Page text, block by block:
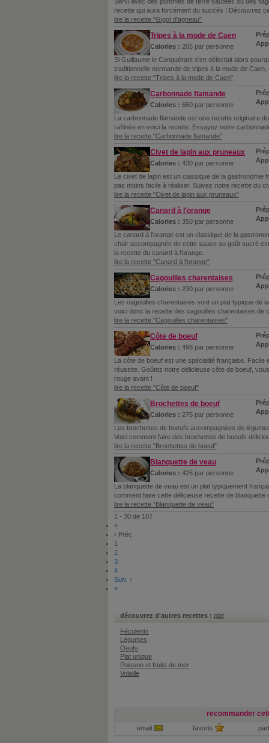
recette qui aura forcément du succès ! Découvrez
lire la recette "Gigot d'agneau"
Tripes à la mode de Caen
Calories : 205 par personne
Si Guillaume le Conquérant s'en délectait alors
traditionnelle normande de tripes à la mode de
lire la recette "Tripes à la mode de Caen"
Carbonnade flamande
Calories : 660 par personne
La carbonnade flamande est une recette originaire
raffinée en voici la recette. Essayez notre
lire la recette "Carbonnade flamande"
Civet de lapin aux pruneaux
Calories : 430 par personne
Le civet de lapin est un classique de la gastronomie
pas moins facile à réaliser. Suivez notre recette du
lire la recette "Civet de lapin aux pruneaux"
Canard à l'orange
Calories : 350 par personne
Le canard à l'orange est un classique de la
chair accompagnée de cette sauce au goût sucré
la recette du canard à l'orange.
lire la recette "Canard à l'orange"
Cagouilles charentaises
Calories : 230 par personne
Les cagouilles charentaises sont un plat typique de
voici donc la recette des cagouilles charentaises de
lire la recette "Cagouilles charentaises"
Côte de boeuf
Calories : 498 par personne
La côte de boeuf est une spécialité française. Facile
réussite. Goûtez notre délicieuse côte de boeuf,
rouge avant !
lire la recette "Côte de boeuf"
Brochettes de boeuf
Calories : 275 par personne
Les brochettes de boeufs accompagnées de
Voici comment faire des brochettes de boeufs
lire la recette "Brochettes de boeuf"
Blanquette de veau
Calories : 425 par personne
La blanquette de veau est un plat typiquement
comment faire cette délicieuse recette de blanquette
lire la recette "Blanquette de veau"
1 - 30 de 107
«
‹ Préc.
1
2
3
4
Suiv. ›
»
découvrez d'autres recettes : plat
Féculents
Légumes
Oeufs
Plat unique
Poisson et fruits de mer
Volaille
recommander
email favoris